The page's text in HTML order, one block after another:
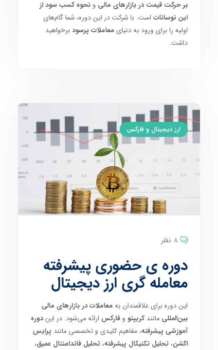
بر حرکت قیمت در بازارهای مالی ونحوه کسب سود از
این نوسانات است. با شرکت در این دوره، شما گام‌های
اولیه را برای ورود به دنیای معاملات پرسود برخواهید
داشت.
ارز دیجیتال و فارکس
8 نظر
دوره ی حضوری پیشرفته
معامله گری ارز دیجیتال
این دوره برای علاقمندان به معاملات در بازارهای مالی
بین‌المللی مانندکریپتو وفارکس ارائه می‌شود. در ایندوره
آموزشی پیشرفته، مفاهیم کلیدی و تخصصی مانند پرایس
اکشن، تحلیل تکنیکال پیشرفته، تحلیل فاندامنتال عمیق،